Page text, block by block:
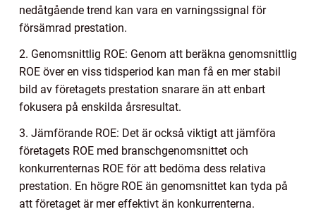
nedåtgående trend kan vara en varningssignal för
försämrad prestation.
2. Genomsnittlig ROE: Genom att beräkna genomsnittlig
ROE över en viss tidsperiod kan man få en mer stabil
bild av företagets prestation snarare än att enbart
fokusera på enskilda årsresultat.
3. Jämförande ROE: Det är också viktigt att jämföra
företagets ROE med branschgenomsnittet och
konkurrenternas ROE för att bedöma dess relativa
prestation. En högre ROE än genomsnittet kan tyda på
att företaget är mer effektivt än konkurrenterna.